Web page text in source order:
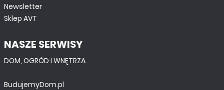
Newsletter
Sklep AVT
NASZE SERWISY
DOM, OGRÓD I WNĘTRZA
BudujemyDom.pl